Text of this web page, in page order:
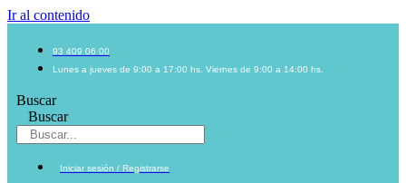
Ir al contenido
93 409 06 00
Lunes a jueves de 9:00 a 17:00 hs. Viernes de 9:00 a 14:00 hs.
Buscar
Buscar
Iniciar sesión / Registrarse